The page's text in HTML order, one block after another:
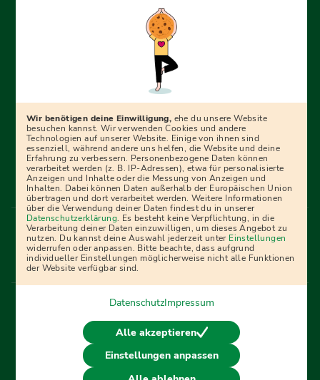
Erfolgreich bewerben mit Ausbildungspark: Wir
begleiten dich Schritt für Schritt bei deinem Start in den
Ratgebern und Prüfungspaketen, interaktiven
Videokursen und vielem mehr. Für alle, die was werden
wollen!
Menü Fußleiste
Impressum Bildquellen Presse
Mediadaten
Partner
AGB Datenschutz
Widerrufsbelehrung
Bestellung
Affiliate Partner Cookies
Vertrag widerrufen
© 2026 Ausbildungspark Verlag. Alle Rechte vorbehalten.
Wir benötigen deine Einwilligung, ehe du unsere Website
besuchen kannst. Wir verwenden Cookies und andere
Technologien auf unserer Website. Einige von ihnen sind
essenziell, während andere uns helfen, die Website und deine
Erfahrung zu verbessern. Personenbezogene Daten können
verarbeitet werden (z. B. IP-Adressen), etwa für personalisierte
Anzeigen und Inhalte oder die Messung von Anzeigen und
Inhalten. Dabei können Daten außerhalb der Europäischen Union
übertragen und dort verarbeitet werden. Weitere Informationen
über die Verwendung deiner Daten findest du in unserer
Datenschutzerklärung. Es besteht keine Verpflichtung, in die
Verarbeitung deiner Daten einzuwilligen, um dieses Angebot zu
nutzen. Du kannst deine Auswahl jederzeit unter Einstellungen
widerrufen oder anpassen. Bitte beachte, dass aufgrund
individueller Einstellungen möglicherweise nicht alle Funktionen
der Website verfügbar sind.
DatenschutzImpressum
Alle akzeptieren
Einstellungen anpassen